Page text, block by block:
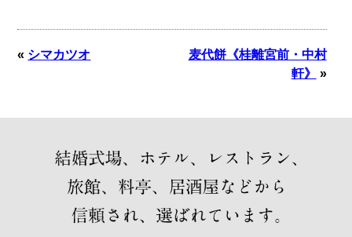
« シマカツオ
麦代餅《桂離宮前・中村
軒》
»